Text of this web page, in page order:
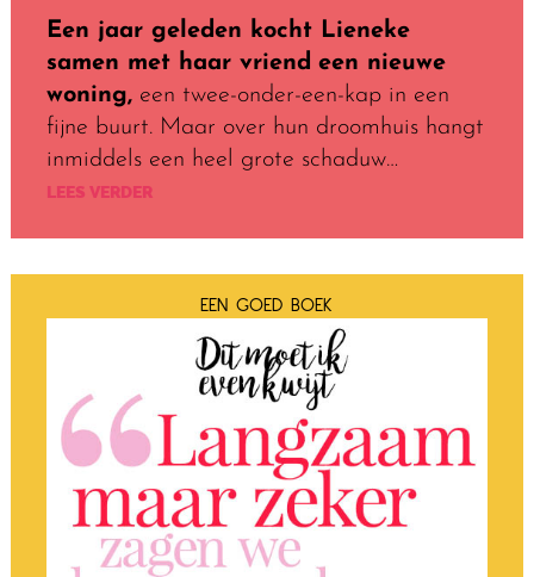
Een jaar geleden kocht Lieneke
samen met haar vriend een nieuwe
woning,een twee-onder-een-kap in een
fijne buurt. Maar over hun droomhuis hangt
inmiddels een heel grote schaduw…
LEES VERDER
EEN GOED BOEK